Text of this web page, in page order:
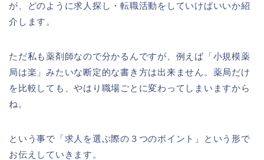
が、どのように求人探し・転職活動をしていけばいいか紹
介します。
ただ私も薬剤師なので分かるんですが、例えば「小規模薬
局は楽」みたいな断定的な書き方は出来ません。薬局だけ
を比較しても、やはり職場ごとに変わってしまいますから
ね。
という事で「求人を選ぶ際の３つのポイント」という形で
お伝えしていきます。